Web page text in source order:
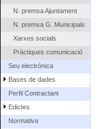
N. premsa Ajuntament
N. premsa G. Municipals
Xarxes socials
Pràctiques comunicació
Seu electrònica
Bases de dades
Perfil Contractant
Edictes
Normativa